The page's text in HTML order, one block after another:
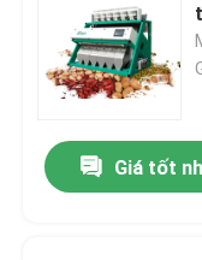
Địa chỉ liên hệ
Sản phẩm
Giá tốt